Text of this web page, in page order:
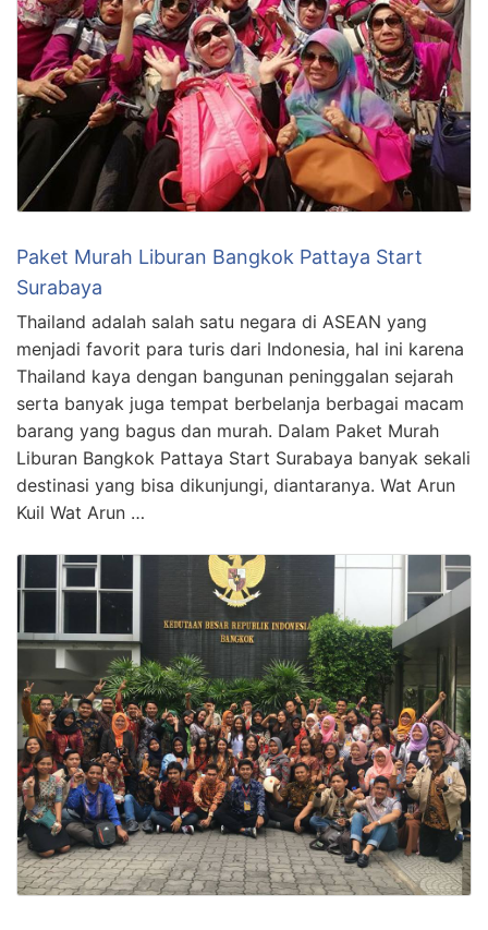
Paket Murah Liburan Bangkok Pattaya Start
Surabaya
Thailand adalah salah satu negara di ASEAN yang
menjadi favorit para turis dari Indonesia, hal ini karena
Thailand kaya dengan bangunan peninggalan sejarah
serta banyak juga tempat berbelanja berbagai macam
barang yang bagus dan murah. Dalam Paket Murah
Liburan Bangkok Pattaya Start Surabaya banyak sekali
destinasi yang bisa dikunjungi, diantaranya. Wat Arun
Kuil Wat Arun …